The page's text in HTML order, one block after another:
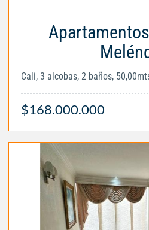
Cali, 3 alcobas, 2 baños,
$168.000.000